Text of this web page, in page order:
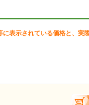
表示されている価格と、実